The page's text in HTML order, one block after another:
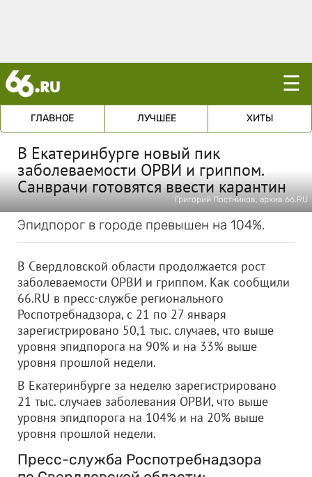
☰
ГЛАВНОЕ ЛУЧШЕЕ ХИТЫ
В Екатеринбурге новый пик
заболеваемости ОРВИ и гриппом.
Санврачи готовятся ввести карантин
Григорий Постников, архив 66.RU
Эпидпорог в городе превышен на 104%.
В Свердловской области продолжается рост
заболеваемости ОРВИ и гриппом. Как сообщили
66.RU в пресс-службе регионального
Роспотребнадзора, с 21 по 27 января
зарегистрировано 50,1 тыс. случаев, что выше
уровня эпидпорога на 90% и на 33% выше
уровня прошлой недели.
В Екатеринбурге за неделю зарегистрировано
21 тыс. случаев заболевания ОРВИ, что выше
уровня эпидпорога на 104% и на 20% выше
уровня прошлой недели.
Пресс-служба Роспотребнадзора